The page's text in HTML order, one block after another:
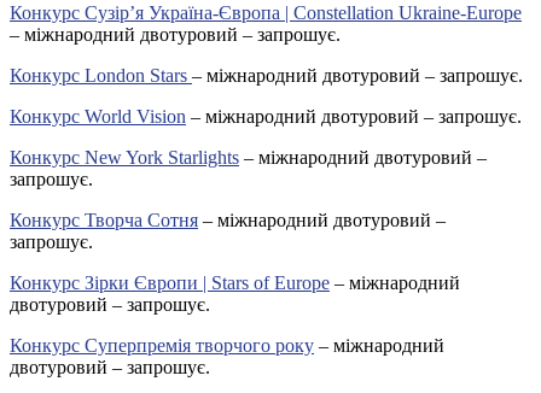
Конкурс Сузір’я Україна-Європа | Constellation Ukraine-Europe
– міжнародний двотуровий – запрошує.
Конкурс London Stars – міжнародний двотуровий – запрошує.
Конкурс World Vision – міжнародний двотуровий – запрошує.
Конкурс New York Starlights – міжнародний двотуровий –
запрошує.
Конкурс Творча Сотня – міжнародний двотуровий –
запрошує.
Конкурс Зірки Європи | Stars of Europe – міжнародний
двотуровий – запрошує.
Конкурс Суперпремія творчого року – міжнародний
двотуровий – запрошує.